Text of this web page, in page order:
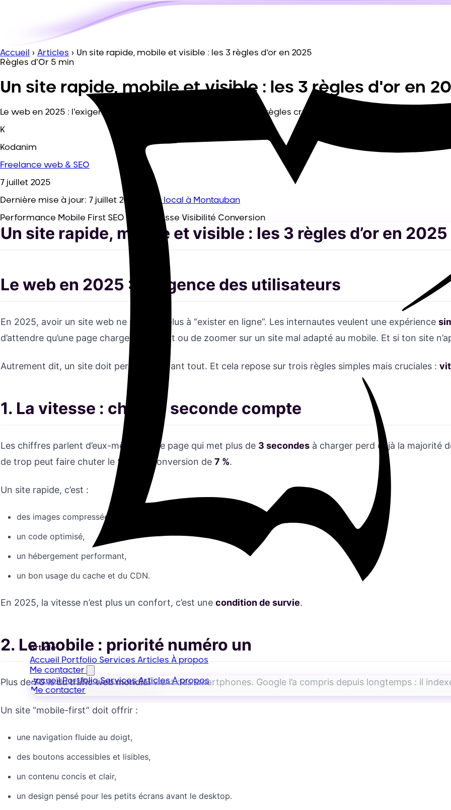
Article
Accueil Portfolio Services Articles À propos
Me contacter
AccueilPortfolioServicesArticlesÀ propos
Me contacter
Accueil › Articles › Un site rapide, mobile et visible : les 3 règles d'or en 2025
Règles d'Or 5 min
Un site rapide, mobile et visible : les 3 règles d'or en
Le web en 2025 : l'exigence des utilisateurs. Découvrez les trois règles cruciales pour un site performant :
K
Kodanim
Freelance web & SEO
7 juillet 2025
Dernière mise à jour: 7 juillet 2025 SEO local à Montauban
Performance Mobile First SEO Vitesse Visibilité Conversion
Un site rapide, mobile et visible : les 3 règles d’or en 2025
Le web en 2025 : l’exigence des utilisateurs
En 2025, avoir un site web ne se limite plus à “exister en ligne”. Les internautes veulent une expérience
d’attendre qu’une page charge lentement ou de zoomer sur un site mal adapté au mobile. Et si ton site
Autrement dit, un site doit performer avant tout. Et cela repose sur trois règles simples mais cruciales :
1. La vitesse : chaque seconde compte
Les chiffres parlent d’eux-mêmes : une page qui met plus de 3 secondes à charger perd déjà la majorité
de trop peut faire chuter le taux de conversion de 7 %.
Un site rapide, c’est :
des images compressées et adaptées,
un code optimisé,
un hébergement performant,
un bon usage du cache et du CDN.
En 2025, la vitesse n’est plus un confort, c’est une condition de survie.
2. Le mobile : priorité numéro un
Plus de70 % du trafic web mondialvient des smartphones. Google l’a compris depuis longtemps : il
Un site “mobile-first” doit offrir :
une navigation fluide au doigt,
des boutons accessibles et lisibles,
un contenu concis et clair,
un design pensé pour les petits écrans avant le desktop.